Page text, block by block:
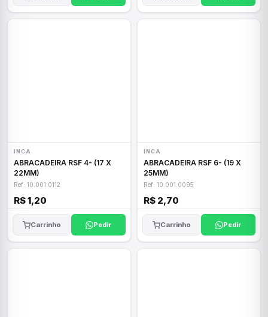
INCA
ABRACADEIRA RSF 4- (17 X
22MM)
Ref: 10.001.0112
R$ 1,20
Carrinho Pedir
INCA
ABRACADEIRA RSF 6- (19 X
25MM)
Ref: 10.001.0095
R$ 2,70
Carrinho Pedir